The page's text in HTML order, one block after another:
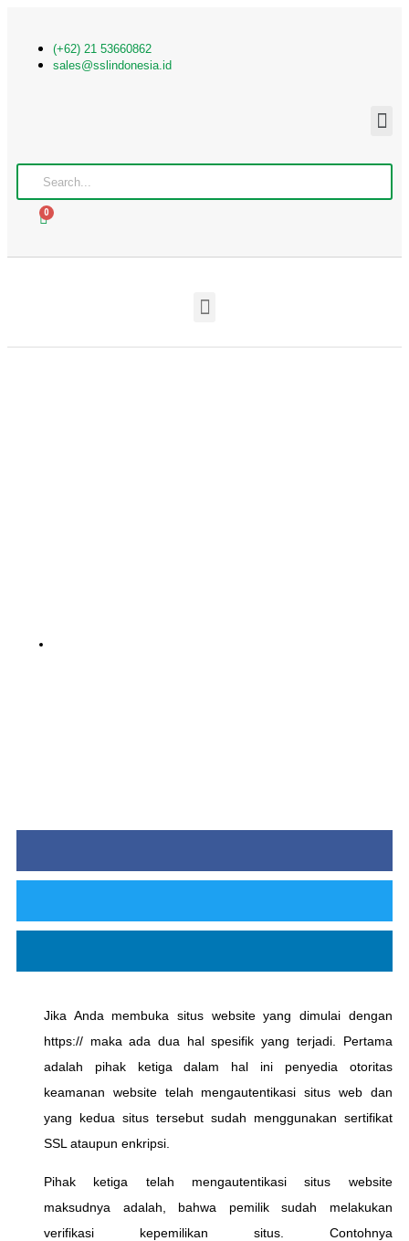
(+62) 21 53660862
sales@sslindonesia.id
0
Jika Anda membuka situs website yang dimulai dengan
https:// maka ada dua hal spesifik yang terjadi. Pertama
adalah pihak ketiga dalam hal ini penyedia otoritas
keamanan website telah mengautentikasi situs web dan
yang kedua situs tersebut sudah menggunakan sertifikat
SSL ataupun enkripsi.
Pihak ketiga telah mengautentikasi situs website
maksudnya adalah, bahwa pemilik sudah melakukan
verifikasi kepemilikan situs. Contohnya